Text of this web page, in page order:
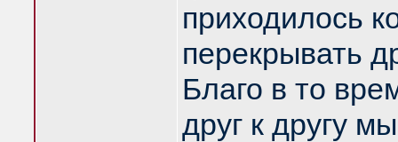
приходилось
перекрывать
Благо в то
друг к другу